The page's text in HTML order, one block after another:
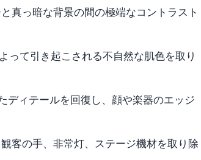
真っ暗な背景の間の極端なコントラスト
って引き起こされる不自然な肌色を取り
ディテールを回復し、顔や楽器のエッジ
客の手、非常灯、ステージ機材を取り除